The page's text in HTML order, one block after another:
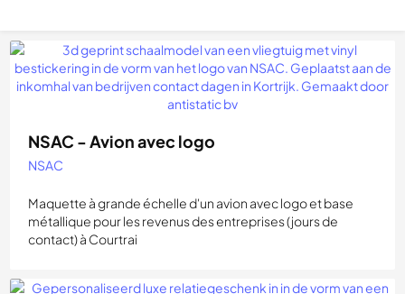
NSAC - Avion avec logo
NSAC
Maquette à grande échelle d'un avion avec logo et base
métallique pour les revenus des entreprises (jours de
contact) à Courtrai